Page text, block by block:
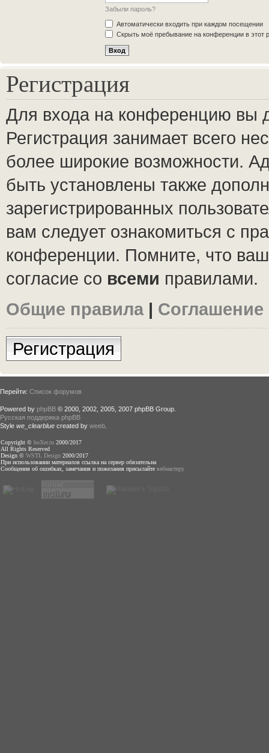
Забыли пароль?
Автоматически входить при каждом посещении
Скрыть моё пребывание на конференции в этот
Регистрация
Для входа на конференцию вы
Регистрация занимает всего
более широкие возможности.
быть установлены также
зарегистрированных
вам следует ознакомиться с
конференции. Помните, что
согласие со всеми правилами.
Общие правила |
Регистрация
Перейти: Список форумов
Powered by phpBB © 2000, 2002, 2005, 2007 phpBB Group.
Русская поддержка phpBB
Style we_clearblue created by weeb
Copyright © boXer.ru 2000/2017
All Rights Reserved
Design © WSTL Design 2000/2017
При использовании материалов ссылка на сервер обязательна
Сообщения об ошибках, замечания и пожелания присылайте вебмастеру